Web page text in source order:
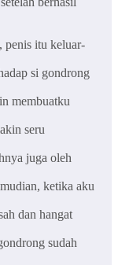
penis itu keluar-
si gondrong
membuatku
seru
juga oleh
ketika aku
dan hangat
sudah